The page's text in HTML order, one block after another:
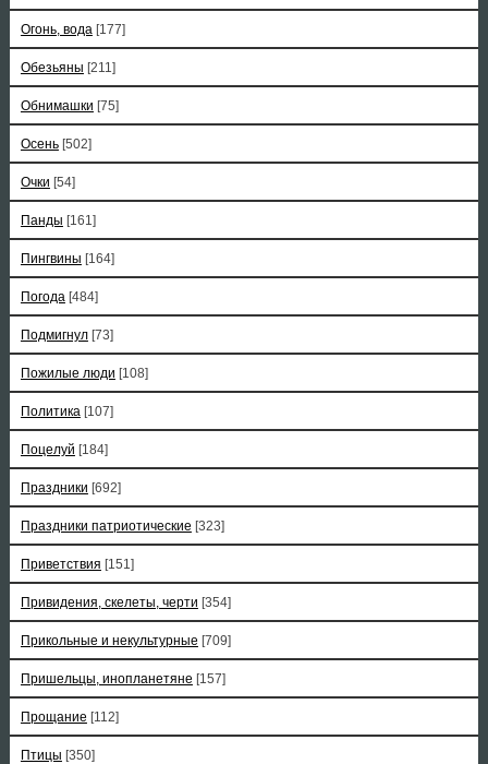
Огонь, вода [177]
Обезьяны [211]
Обнимашки [75]
Осень [502]
Очки [54]
Панды [161]
Пингвины [164]
Погода [484]
Подмигнул [73]
Пожилые люди [108]
Политика [107]
Поцелуй [184]
Праздники [692]
Праздники патриотические [323]
Приветствия [151]
Привидения, скелеты, черти [354]
Прикольные и некультурные [709]
Пришельцы, инопланетяне [157]
Прощание [112]
Птицы [350]